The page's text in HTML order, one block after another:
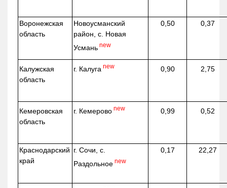
Воронежская
область
Новоусманский
район, с. Новая
Усмань new
0,50 0,37
Калужская
область
г. Калуга new 0,90 2,75
Кемеровская
область
г. Кемерово new 0,99 0,52
Краснодарский
край
г. Сочи, с.
Раздольное new
0,17 22,27